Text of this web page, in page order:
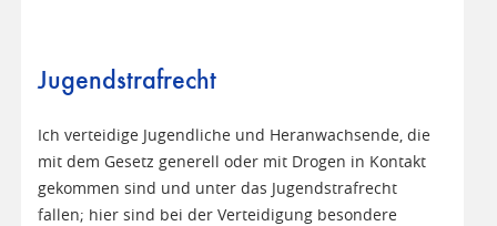
Jugendstrafrecht
Ich verteidige Jugendliche und Heranwachsende, die
mit dem Gesetz generell oder mit Drogen in Kontakt
gekommen sind und unter das Jugendstrafrecht
fallen; hier sind bei der Verteidigung besondere